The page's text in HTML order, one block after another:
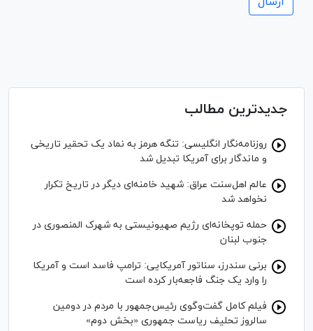
جدیدترین مطالب
روزنامه‌نگار انگلیسی: تنگه هرمز به نماد یک تحقیر تاریخی
و ماندگار برای آمریکا تبدیل شد
عالم اهل‌سنت عراق: شهید خامنه‌ای دیگر در تاریخ تکرار
نخواهد شد
حمله توپخانه‌ای رژیم صهیونیستی به شهرک المنصوری در
جنوب لبنان
برنی سندرز، سناتور آمریکایی: ترامپ فاسد است و آمریکا
را وارد یک جنگ فاجعه‌بار کرده است
فیلم کامل گفت‌وگوی رئیس‌جمهور با مردم در دومین
سالروز تحلیف ریاست جمهوری «بخش دوم»